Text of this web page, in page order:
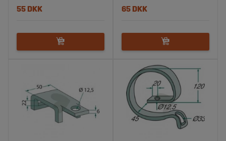
55 DKK 65 DKK